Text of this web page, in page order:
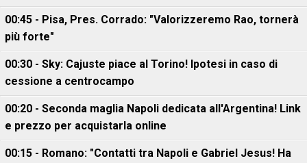
00:45 - Pisa, Pres. Corrado: "Valorizzeremo Rao, tornerà
più forte"
00:30 - Sky: Cajuste piace al Torino! Ipotesi in caso di
cessione a centrocampo
00:20 - Seconda maglia Napoli dedicata all'Argentina! Link
e prezzo per acquistarla online
00:15 - Romano: "Contatti tra Napoli e Gabriel Jesus! Ha